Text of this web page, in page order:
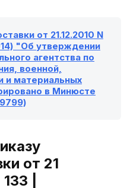
от 21.12.2010 N
"Об утверждении
агентства по
военной,
и материальных
в Минюсте
от 21
|